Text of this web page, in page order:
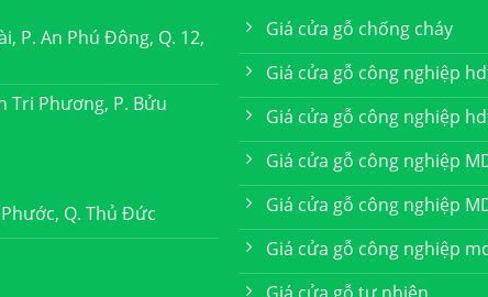
P. An Phú Đông, Q. 12,
Tri Phương, P. Bửu
Q. Thủ Đức
Giá cửa gỗ chống cháy
Giá cửa gỗ công nghiệp
Giá cửa gỗ công nghiệp
Giá cửa gỗ công nghiệp
Giá cửa gỗ công nghiệp
Giá cửa gỗ công nghiệp